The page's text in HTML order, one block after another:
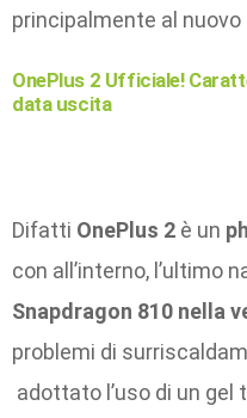
principalmente al
OnePlus 2 Ufficiale!
data uscita
Difatti OnePlus 2 è un
con all’interno, l’ultimo
Snapdragon 810 nella
problemi di
adottato l’uso di un